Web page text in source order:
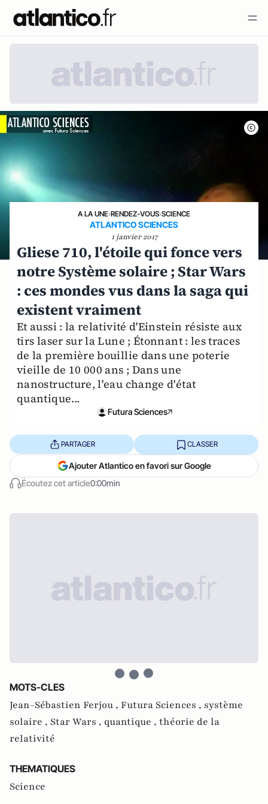
A LA UNE›RENDEZ-VOUS›SCIENCE
ATLANTICO SCIENCES
1 janvier 2017
Gliese 710, l'étoile qui fonce vers
notre Système solaire ; Star Wars
: ces mondes vus dans la saga qui
existent vraiment
Et aussi : la relativité d'Einstein résiste aux
tirs laser sur la Lune ; Étonnant : les traces
de la première bouillie dans une poterie
vieille de 10 000 ans ; Dans une
nanostructure, l'eau change d'état
quantique...
Futura Sciences
Écoutez cet article0:00min
PARTAGER CLASSER
Ajouter Atlantico en favori sur Google
MOTS-CLES
Jean-Sébastien Ferjou , Futura Sciences , système
solaire , Star Wars , quantique , théorie de la
relativité
THEMATIQUES
Science